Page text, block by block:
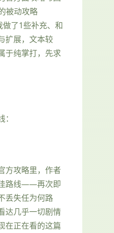
被动攻略
了1些补充、和
扩展，文本较
于纯掌打，先求
方攻略里，作者
路线——再次即
丢失任为何路
达几乎一切剧情
在正在看的这篇